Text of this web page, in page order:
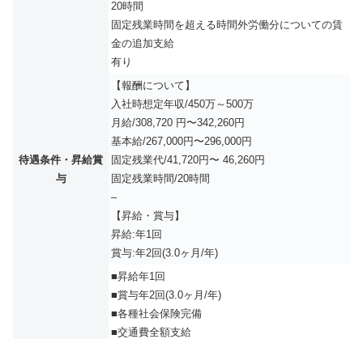
20時間
固定残業時間を超える時間外労働分についての賃
金の追加支給
有り
待遇条件・昇給賞
与
【報酬について】
入社時想定年収/450万～500万
月給/308,720 円〜342,260円
基本給/267,000円〜296,000円
固定残業代/41,720円〜 46,260円
固定残業時間/20時間
–
【昇給・賞与】
昇給:年1回
賞与:年2回(3.0ヶ月/年)
■昇給年1回
■賞与年2回(3.0ヶ月/年)
■各種社会保険完備
■交通費全額支給